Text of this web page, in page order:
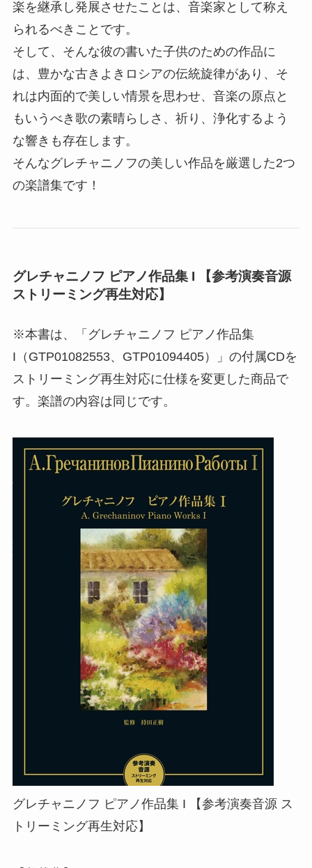
楽を継承し発展させたことは、音楽家として称え
られるべきことです。
そして、そんな彼の書いた子供のための作品に
は、豊かな古きよきロシアの伝統旋律があり、そ
れは内面的で美しい情景を思わせ、音楽の原点と
もいうべき歌の素晴らしさ、祈り、浄化するよう
な響きも存在します。
そんなグレチャニノフの美しい作品を厳選した2つ
の楽譜集です！
グレチャニノフ ピアノ作品集 I 【参考演奏音源
ストリーミング再生対応】
※本書は、「グレチャニノフ ピアノ作品集
I（GTP01082553、GTP01094405）」の付属CDを
ストリーミング再生対応に仕様を変更した商品で
す。楽譜の内容は同じです。
グレチャニノフ ピアノ作品集 I 【参考演奏音源 ス
トリーミング再生対応】